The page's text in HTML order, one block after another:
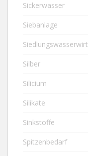
Sickerwasser
Siebanlage
Silber
Silicium
Silikate
Sinkstoffe
Spitzenbedarf